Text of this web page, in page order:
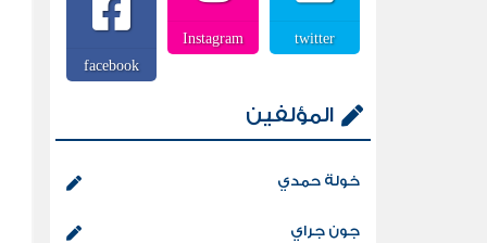
twitter
Instagram
facebook
المؤلفين
خولة حمدي
جون جراي